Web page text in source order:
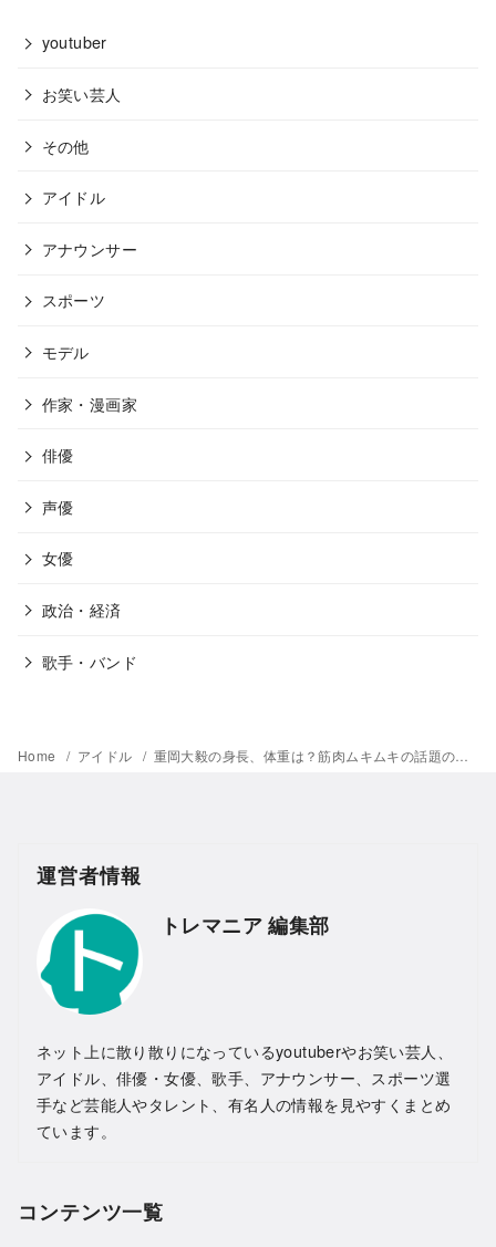
youtuber
お笑い芸人
その他
アイドル
アナウンサー
スポーツ
モデル
作家・漫画家
俳優
声優
女優
政治・経済
歌手・バンド
Home アイドル 重岡大毅の身長、体重は？筋肉ムキムキの話題の肉体美やスタイルはどのように維持しているの？
運営者情報
トレマニア 編集部
ネット上に散り散りになっているyoutuberやお笑い芸人、
アイドル、俳優・女優、歌手、アナウンサー、スポーツ選
手など芸能人やタレント、有名人の情報を見やすくまとめ
ています。
コンテンツ一覧